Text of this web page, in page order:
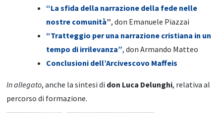
“La sfida della narrazione della fede nelle
nostre comunità”, don Emanuele Piazzai
“Tratteggio per una narrazione cristiana in un
tempo di irrilevanza”, don Armando Matteo
Conclusioni dell’Arcivescovo Maffeis
In allegato, anche la sintesi di don Luca Delunghi, relativa al
percorso di formazione.